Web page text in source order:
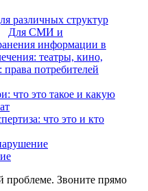
различных структур
Для СМИ и
информации в
театры, кино,
права потребителей
что это такое и какую
что это и кто
Звоните прямо